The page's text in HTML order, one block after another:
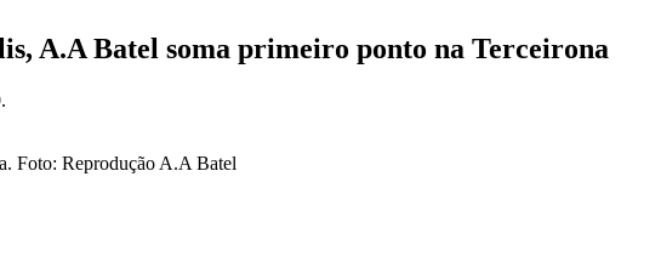
A.A Batel soma primeiro ponto na Terceirona
Foto: Reprodução A.A Batel